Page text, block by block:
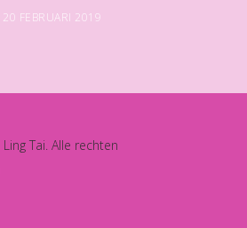
20 FEBRUARI 2019
Tai. Alle rechten